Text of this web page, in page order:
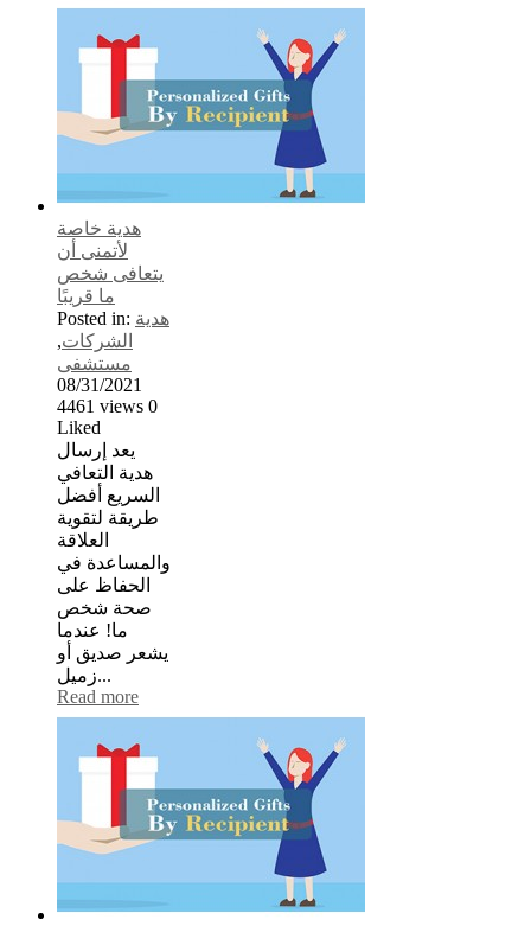
هدية خاصة
لأتمنى أن
يتعافى شخص
ما قريبًا
Posted in: هدية
الشركات,
مستشفى
08/31/2021
4461 views 0
Liked
يعد إرسال
هدية التعافي
السريع أفضل
طريقة لتقوية
العلاقة
والمساعدة في
الحفاظ على
صحة شخص
ما! عندما
يشعر صديق أو
زميل...
Read more